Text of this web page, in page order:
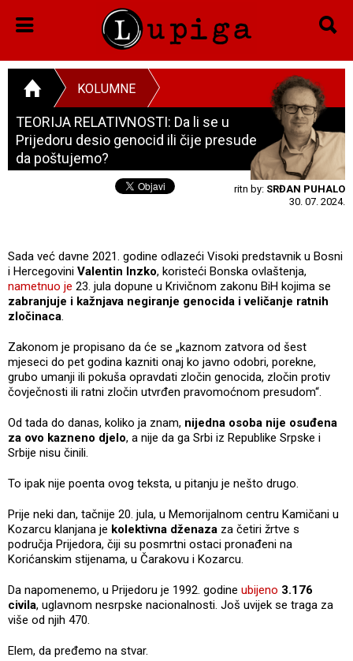
KOLUMNE
TEORIJA RELATIVNOSTI: Da li se u
Prijedoru desio genocid ili čije presude
da poštujemo?
ritn by: SRĐAN PUHALO
30. 07. 2024.
Sada već davne 2021. godine odlazeći Visoki predstavnik u Bosni
i Hercegovini Valentin Inzko, koristeći Bonska ovlaštenja,
nametnuo je 23. jula dopune u Krivičnom zakonu BiH kojima se
zabranjuje i kažnjava negiranje genocida i veličanje ratnih
zločinaca.
Zakonom je propisano da će se „kaznom zatvora od šest
mjeseci do pet godina kazniti onaj ko javno odobri, porekne,
grubo umanji ili pokuša opravdati zločin genocida, zločin protiv
čovječnosti ili ratni zločin utvrđen pravomoćnom presudom“.
Od tada do danas, koliko ja znam, nijedna osoba nije osuđena
za ovo kazneno djelo, a nije da ga Srbi iz Republike Srpske i
Srbije nisu činili.
To ipak nije poenta ovog teksta, u pitanju je nešto drugo.
Prije neki dan, tačnije 20. jula, u Memorijalnom centru Kamičani u
Kozarcu klanjana je kolektivna dženaza za četiri žrtve s
područja Prijedora, čiji su posmrtni ostaci pronađeni na
Korićanskim stijenama, u Čarakovu i Kozarcu.
Da napomenemo, u Prijedoru je 1992. godine ubijeno 3.176
civila, uglavnom nesrpske nacionalnosti. Još uvijek se traga za
više od njih 470.
Elem, da pređemo na stvar.